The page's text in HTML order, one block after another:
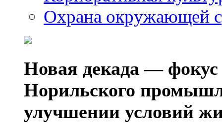
Охрана окружающей
Новая декада — фокус
Норильского
улучшении условий